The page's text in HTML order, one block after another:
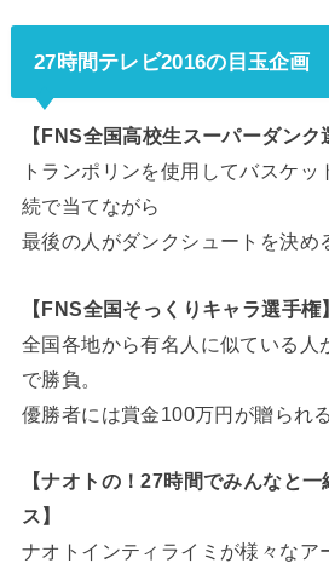
27時間テレビ2016の目玉企画
【FNS全国高校生スーパーダンク
トランポリンを使用してバスケ
続で当てながら
最後の人がダンクシュートを決め
【FNS全国そっくりキャラ選手権】
全国各地から有名人に似ている人
で勝負。
優勝者には賞金100万円が贈られる
【ナオトの！27時間でみんなと
ス】
ナオトインティライミが様々なア